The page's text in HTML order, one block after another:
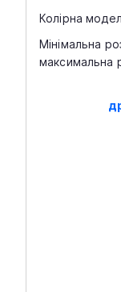
Колірна
Мінімальна
максимальна